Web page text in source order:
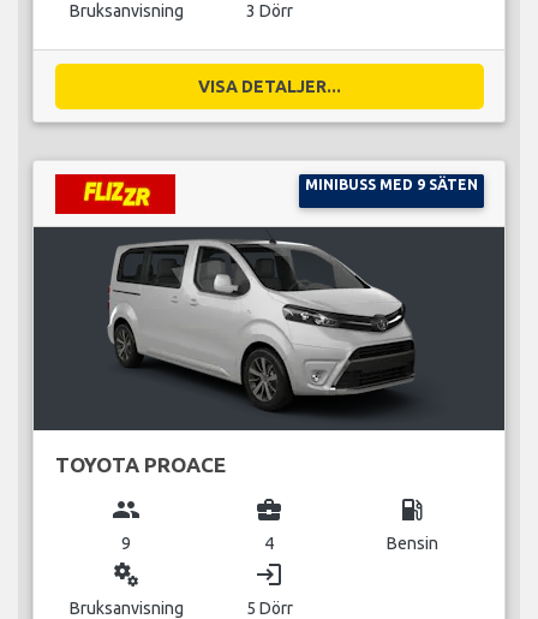
Bruksanvisning 3 Dörr
VISA DETALJER...
MINIBUSS MED 9 SÄTEN
TOYOTA PROACE
group
9
business_center
4
local_gas_station
Bensin
miscellaneous_services
Bruksanvisning
login
5 Dörr